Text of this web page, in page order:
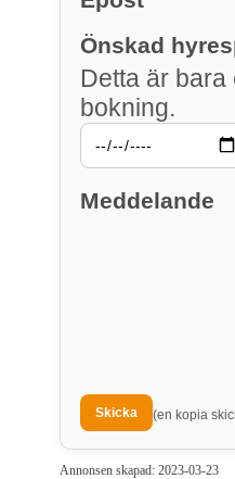
Önskad
Detta är bara
bokning.
Meddelande
(en kopia
Annonsen skapad: 2023-03-23